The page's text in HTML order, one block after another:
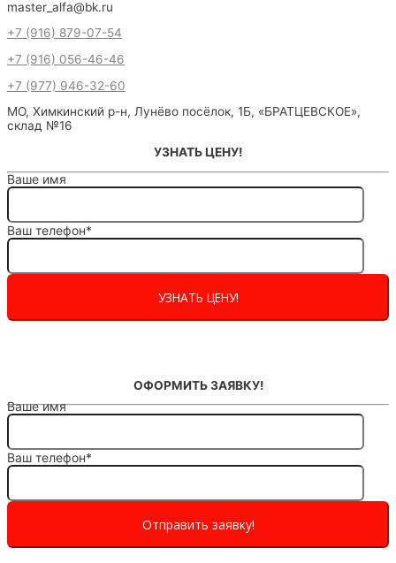
master_alfa@bk.ru
+7 (916) 879-07-54
+7 (916) 056-46-46
+7 (977) 946-32-60
МО, Химкинский р-н, Лунёво посёлок, 1Б, «БРАТЦЕВСКОЕ»,
склад №16
УЗНАТЬ ЦЕНУ!
Ваше имя
Ваш телефон*
ОФОРМИТЬ ЗАЯВКУ!
Ваше имя
Ваш телефон*